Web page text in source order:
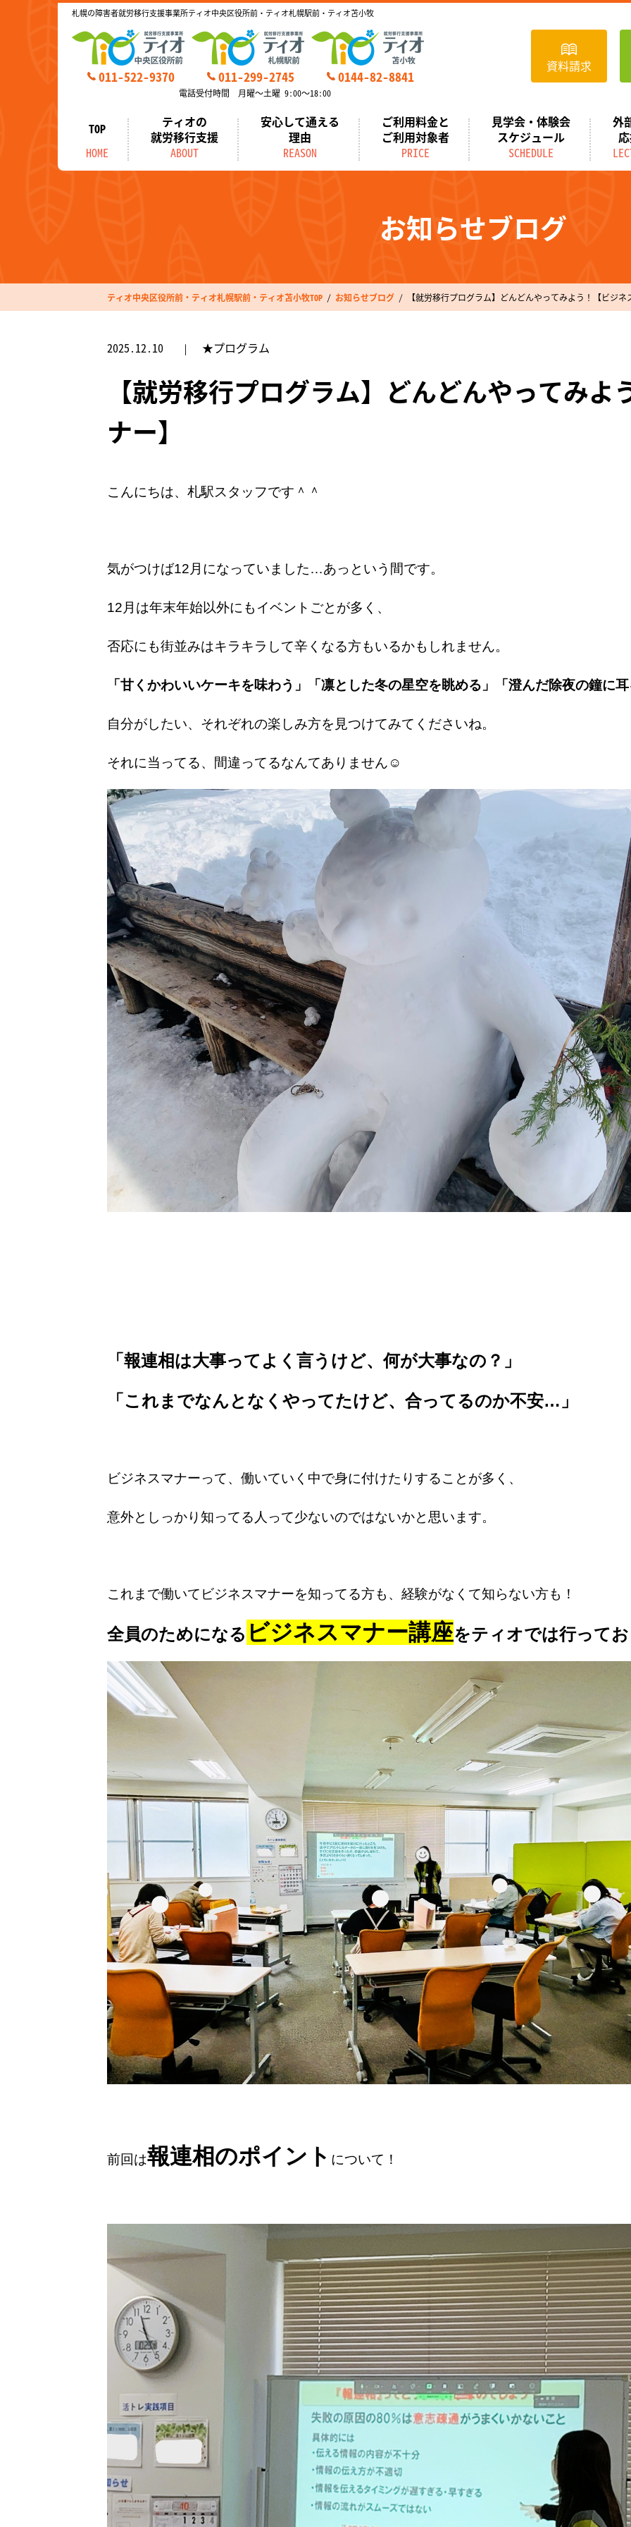
札幌の障害者就労移行支援事業所ティオ中央区役所前・ティオ札幌駅前・ティオ苫小牧
011-522-9370 011-299-2745 0144-82-8841
電話受付時間 月曜～土曜 9:00～18:00
資料請求
TOP
HOME
ティオの
就労移行支援
ABOUT
安心して通える
理由
REASON
ご利用料金と
ご利用対象者
PRICE
見学会・体験会
スケジュール
SCHEDULE
外
お知らせブログ
ティオ中央区役所前・ティオ札幌駅前・ティオ苫小牧TOP お知らせブログ 【就労移行プログラム】どんどんやってみよう！【ビジネ
2025.12.10 ★プログラム
【就労移行プログラム】どんどんやってみよ
ナー】
こんにちは、札駅スタッフです＾＾
気がつけば12月になっていました…あっという間です。
12月は年末年始以外にもイベントごとが多く、
否応にも街並みはキラキラして辛くなる方もいるかもしれません。
「甘くかわいいケーキを味わう」「凛とした冬の星空を眺める」「澄んだ除夜の鐘に
自分がしたい、それぞれの楽しみ方を見つけてみてくださいね。
それに当ってる、間違ってるなんてありません☺
「報連相は大事ってよく言うけど、何が大事なの？」
「これまでなんとなくやってたけど、合ってるのか不安…」
ビジネスマナーって、働いていく中で身に付けたりすることが多く、
意外としっかり知ってる人って少ないのではないかと思います。
これまで働いてビジネスマナーを知ってる方も、経験がなくて知らない方も！
全員のためになる ビジネスマナー講座をティオでは行って
前回は報連相のポイント について！